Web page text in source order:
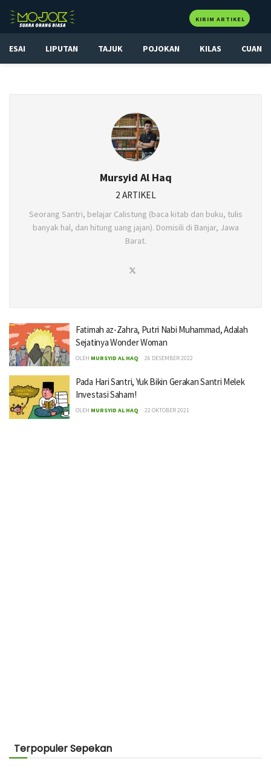
KIRIM ARTIKEL
ESAI LIPUTAN TAJUK POJOKAN KILAS CUAN
Mursyid Al Haq
2 ARTIKEL
Seorang Santri, belajar Calistung (baca kitab dan buku, tulis
banyak hal, dan hitung uang jajan). Domisili di Banjar, Jawa
Barat.
Fatimah az-Zahra, Putri Nabi Muhammad, Adalah
Sejatinya Wonder Woman
OLEH MURSYID AL HAQ 26 DESEMBER 2022
Pada Hari Santri, Yuk Bikin Gerakan Santri Melek
Investasi Saham!
OLEH MURSYID AL HAQ 22 OKTOBER 2021
Terpopuler Sepekan